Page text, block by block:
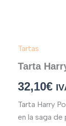
Tartas
Tarta
32,10€
Tarta Harry
en la saga de
Tarta
Potter